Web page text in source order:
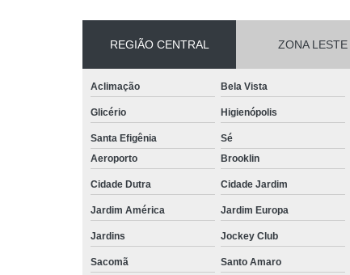
REGIÃO CENTRAL ZONA LESTE
Aclimação Bela Vista
Glicério Higienópolis
Santa Efigênia Sé
Aeroporto
Brooklin
Cidade Dutra Cidade Jardim
Jardim América Jardim Europa
Jardins Jockey Club
Sacomã Santo Amaro